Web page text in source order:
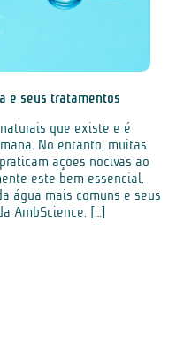
e seus tratamentos
que existe e é
No entanto, muitas
ações nocivas ao
este bem essencial.
água mais comuns e seus
AmbScience. […]